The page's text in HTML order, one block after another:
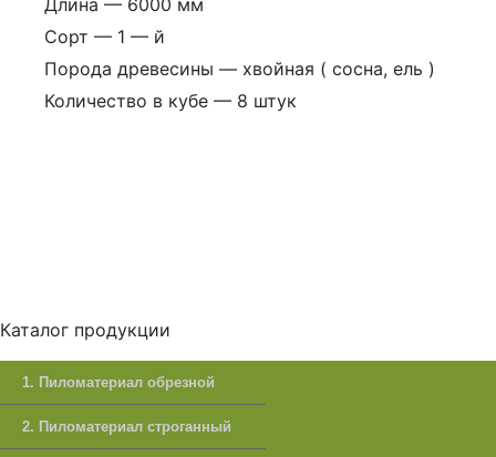
Длина — 6000 мм
Сорт — 1 — й
Порода древесины — хвойная ( сосна, ель )
Количество в кубе — 8 штук
Каталог продукции
1. Пиломатериал обрезной
2. Пиломатериал строганный